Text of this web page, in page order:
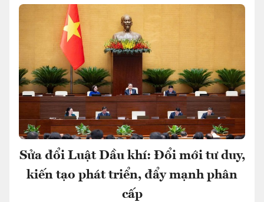
Sửa đổi Luật Dầu khí: Đổi mới tư duy,
kiến tạo phát triển, đẩy mạnh phân
cấp